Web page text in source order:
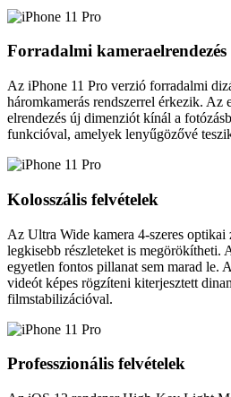
Forradalmi kameraelrendezés
Az iPhone 11 Pro verzió forradalmi
háromkamerás rendszerrel érkezik. Az
elrendezés új dimenziót kínál a
funkcióval, amelyek lenyűgözővé
Kolosszális felvételek
Az Ultra Wide kamera 4-szeres
legkisebb részleteket is megörökítheti.
egyetlen fontos pillanat sem marad le.
videót képes rögzíteni kiterjesztett
filmstabilizációval.
Professzionális felvételek